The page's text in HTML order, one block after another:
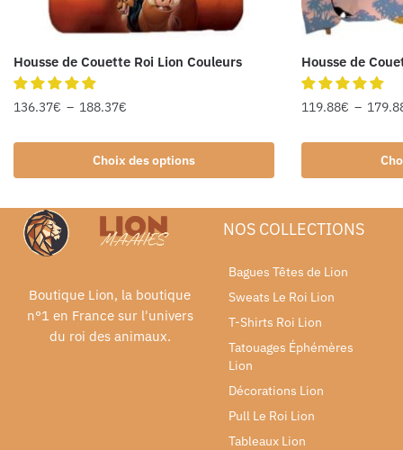
Housse de Couette Roi Lion Couleurs
136.37€ – 188.37€
Choix des options
Housse de
119.88€ –
Boutique Lion, la boutique
n°1 en France sur l'univers
du roi des animaux.
NOS COLLECTIONS
Bagues Têtes de Lion
Sweats Le Roi Lion
T-Shirts Roi Lion
Tatouages Éphémères
Lion
Décorations Lion
Pull Le Roi Lion
Tableaux Lion